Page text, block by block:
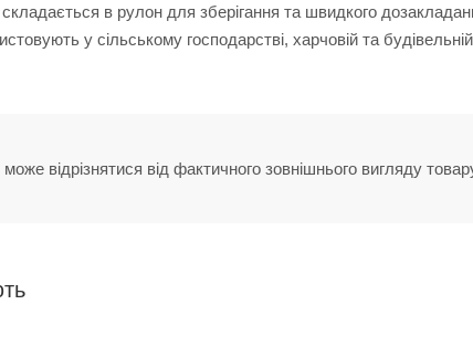
в рулон для зберігання та швидкого
у сільському господарстві, харчовій та
відрізнятися від фактичного зовнішнього вигляду